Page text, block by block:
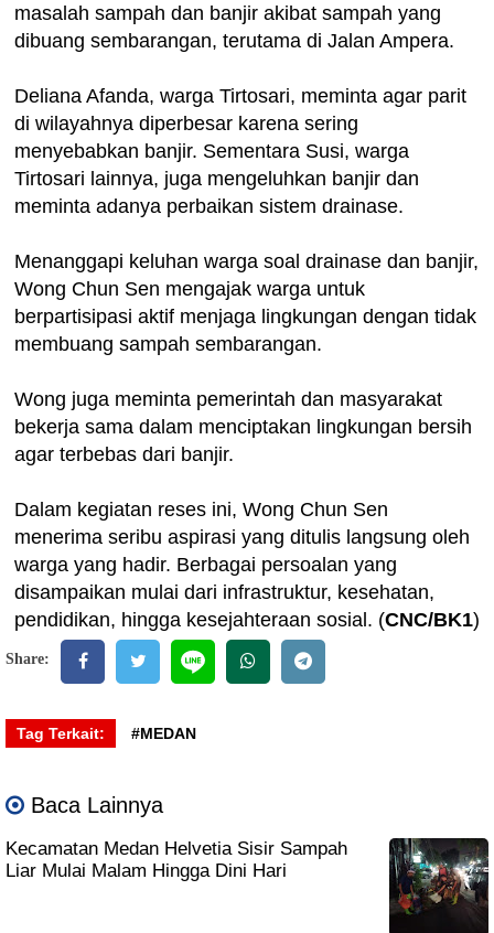
masalah sampah dan banjir akibat sampah yang
dibuang sembarangan, terutama di Jalan Ampera.
Deliana Afanda, warga Tirtosari, meminta agar parit
di wilayahnya diperbesar karena sering
menyebabkan banjir. Sementara Susi, warga
Tirtosari lainnya, juga mengeluhkan banjir dan
meminta adanya perbaikan sistem drainase.
Menanggapi keluhan warga soal drainase dan banjir,
Wong Chun Sen mengajak warga untuk
berpartisipasi aktif menjaga lingkungan dengan tidak
membuang sampah sembarangan.
Wong juga meminta pemerintah dan masyarakat
bekerja sama dalam menciptakan lingkungan bersih
agar terbebas dari banjir.
Dalam kegiatan reses ini, Wong Chun Sen
menerima seribu aspirasi yang ditulis langsung oleh
warga yang hadir. Berbagai persoalan yang
disampaikan mulai dari infrastruktur, kesehatan,
pendidikan, hingga kesejahteraan sosial. (CNC/BK1)
Share:
Tag Terkait: #MEDAN
Baca Lainnya
Kecamatan Medan Helvetia Sisir Sampah
Liar Mulai Malam Hingga Dini Hari